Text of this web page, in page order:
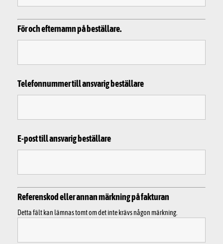
För och efternamn på beställare.
Telefonnummer till ansvarig beställare
E-post till ansvarig beställare
Referenskod eller annan märkning på fakturan
Detta fält kan lämnas tomt om det inte krävs någon märkning.